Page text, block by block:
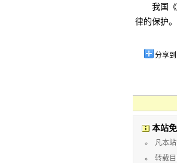
我国
律的保护。
分享到
本站免
凡本
转载